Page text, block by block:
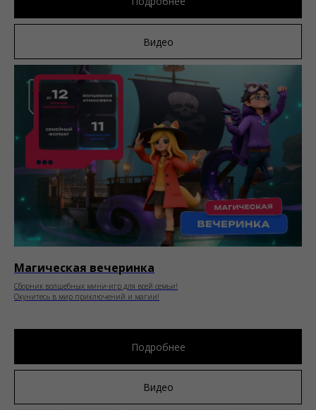
Видео
Магическая вечеринка
Сборник волшебных мини-игр для всей семьи!
Окунитесь в мир приключений и магии!
Подробнее
Видео